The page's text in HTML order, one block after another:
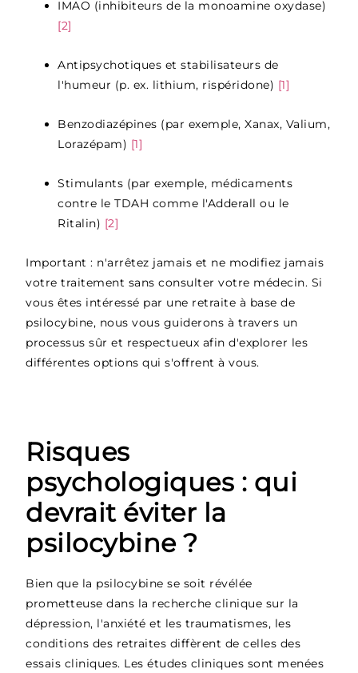
IMAO (inhibiteurs de la monoamine oxydase)
[2]
Antipsychotiques et stabilisateurs de
l'humeur (p. ex. lithium, rispéridone) [1]
Benzodiazépines (par exemple, Xanax, Valium,
Lorazépam) [1]
Stimulants (par exemple, médicaments
contre le TDAH comme l'Adderall ou le
Ritalin) [2]
Important : n'arrêtez jamais et ne modifiez jamais
votre traitement sans consulter votre médecin. Si
vous êtes intéressé par une retraite à base de
psilocybine, nous vous guiderons à travers un
processus sûr et respectueux afin d'explorer les
différentes options qui s'offrent à vous.
Risques
psychologiques : qui
devrait éviter la
psilocybine ?
Bien que la psilocybine se soit révélée
prometteuse dans la recherche clinique sur la
dépression, l'anxiété et les traumatismes, les
conditions des retraites diffèrent de celles des
essais cliniques. Les études cliniques sont menées